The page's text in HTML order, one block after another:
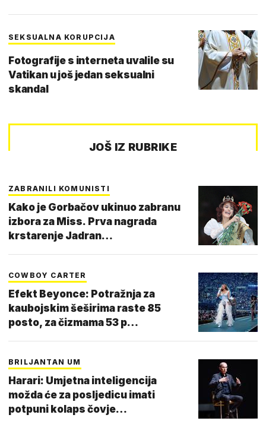
SEKSUALNA KORUPCIJA
Fotografije s interneta uvalile su
Vatikan u još jedan seksualni
skandal
JOŠ IZ RUBRIKE
ZABRANILI KOMUNISTI
Kako je Gorbačov ukinuo zabranu
izbora za Miss. Prva nagrada
krstarenje Jadran…
COWBOY CARTER
Efekt Beyonce: Potražnja za
kaubojskim šeširima raste 85
posto, za čizmama 53 p…
BRILJANTAN UM
Harari: Umjetna inteligencija
možda će za posljedicu imati
potpuni kolaps čovje…